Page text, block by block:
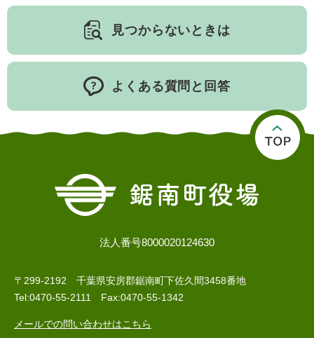
見つからないときは
よくある質問と回答
法人番号8000020124630
〒299-2192 千葉県安房郡鋸南町下佐久間3458番地
Tel:0470-55-2111 Fax:0470-55-1342
メールでの問い合わせはこちら